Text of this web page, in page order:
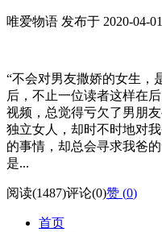
唯爱物语 发布于 2020-04-01
“不会对男友撒娇的女生，
后，不止一位读者这样在
视频，总觉得亏欠了男朋
独立女人，却时不时地对
的事情，却总会寻求我爸
是...
阅读(1487)评论(0)赞 (0)
首页